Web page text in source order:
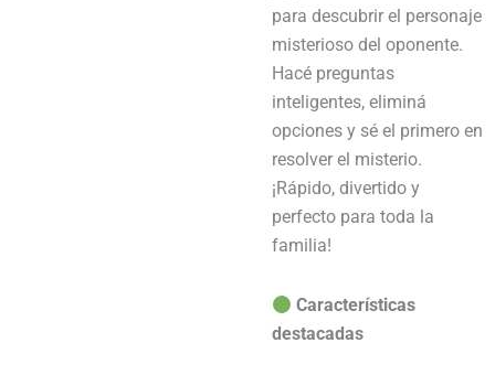
para descubrir el personaje
misterioso del oponente.
Hacé preguntas
inteligentes, eliminá
opciones y sé el primero en
resolver el misterio.
¡Rápido, divertido y
perfecto para toda la
familia!
Características
destacadas